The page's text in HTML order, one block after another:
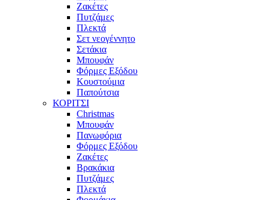
Ζακέτες
Πυτζάμες
Πλεκτά
Σετ νεογέννητο
Σετάκια
Μπουφάν
Φόρμες Εξόδου
Κουστούμια
Παπούτσια
ΚΟΡΙΤΣΙ
Christmas
Μπουφάν
Πανωφόρια
Φόρμες Εξόδου
Ζακέτες
Βρακάκια
Πυτζάμες
Πλεκτά